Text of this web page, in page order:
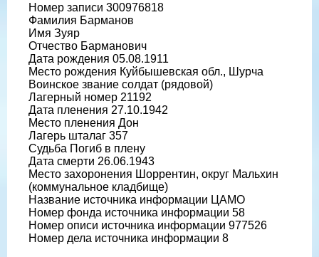
Номер записи 300976818
Фамилия Барманов
Имя Зуяр
Отчество Барманович
Дата рождения 05.08.1911
Место рождения Куйбышевская обл., Шурча
Воинское звание солдат (рядовой)
Лагерный номер 21192
Дата пленения 27.10.1942
Место пленения Дон
Лагерь шталаг 357
Судьба Погиб в плену
Дата смерти 26.06.1943
Место захоронения Шоррентин, округ Мальхин
(коммунальное кладбище)
Название источника информации ЦАМО
Номер фонда источника информации 58
Номер описи источника информации 977526
Номер дела источника информации 8